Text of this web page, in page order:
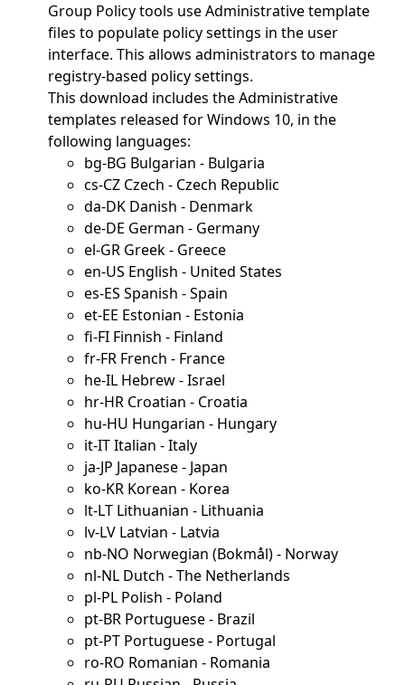
Group Policy tools use Administrative template
files to populate policy settings in the user
interface. This allows administrators to manage
registry-based policy settings.
This download includes the Administrative
templates released for Windows 10, in the
following languages:
bg-BG Bulgarian - Bulgaria
cs-CZ Czech - Czech Republic
da-DK Danish - Denmark
de-DE German - Germany
el-GR Greek - Greece
en-US English - United States
es-ES Spanish - Spain
et-EE Estonian - Estonia
fi-FI Finnish - Finland
fr-FR French - France
he-IL Hebrew - Israel
hr-HR Croatian - Croatia
hu-HU Hungarian - Hungary
it-IT Italian - Italy
ja-JP Japanese - Japan
ko-KR Korean - Korea
lt-LT Lithuanian - Lithuania
lv-LV Latvian - Latvia
nb-NO Norwegian (Bokmål) - Norway
nl-NL Dutch - The Netherlands
pl-PL Polish - Poland
pt-BR Portuguese - Brazil
pt-PT Portuguese - Portugal
ro-RO Romanian - Romania